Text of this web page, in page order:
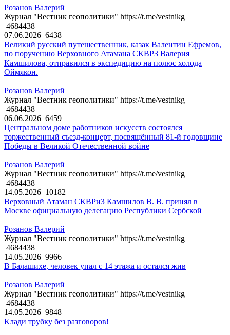
Розанов Валерий
Журнал "Вестник геополитики" https://t.me/vestnikg
4684438
07.06.2026 6438
Великий русский путешественник, казак Валентин Ефремов,
по поручению Верховного Атамана СКВРЗ Валерия
Камшилова, отправился в экспедицию на полюс холода
Оймякон.
Розанов Валерий
Журнал "Вестник геополитики" https://t.me/vestnikg
4684438
06.06.2026 6459
Центральном доме работников искусств состоялся
торжественный съезд-концерт, посвящённый 81-й годовщине
Победы в Великой Отечественной войне
Розанов Валерий
Журнал "Вестник геополитики" https://t.me/vestnikg
4684438
14.05.2026 10182
Верховный Атаман СКВРиЗ Камшилов В. В. принял в
Москве официальную делегацию Республики Сербской
Розанов Валерий
Журнал "Вестник геополитики" https://t.me/vestnikg
4684438
14.05.2026 9966
В Балашихе, человек упал с 14 этажа и остался жив
Розанов Валерий
Журнал "Вестник геополитики" https://t.me/vestnikg
4684438
14.05.2026 9848
Клади трубку без разговоров!